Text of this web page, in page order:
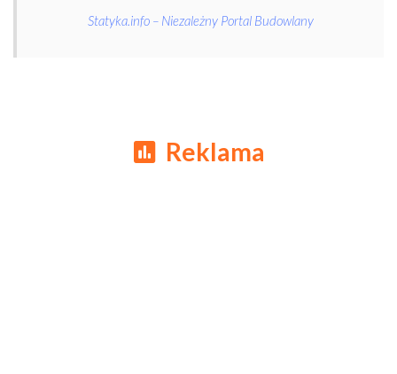
Statyka.info – Niezależny Portal Budowlany
Reklama